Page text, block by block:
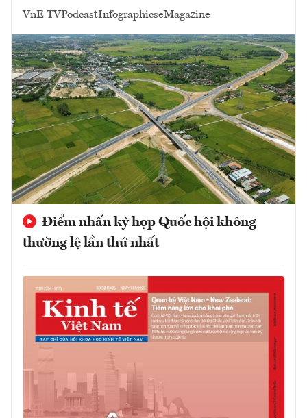
VnE TVPodcastInfographicseMagazine
Điểm nhấn kỳ họp Quốc hội không
thường lệ lần thứ nhất